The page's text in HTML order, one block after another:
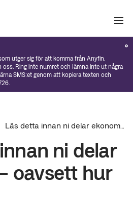
utger sig för att komma från Anyfin.
Ring inte numret och lämna inte ut några
SMS:et genom att kopiera texten och
Läs detta innan ni delar ekonomi — oavsett hur kär du är
ni delar
oavsett hur